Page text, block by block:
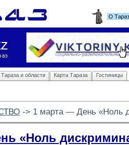
О
и области Карта Тараза Гостиницы
-> 1 марта — День «Ноль
«Ноль